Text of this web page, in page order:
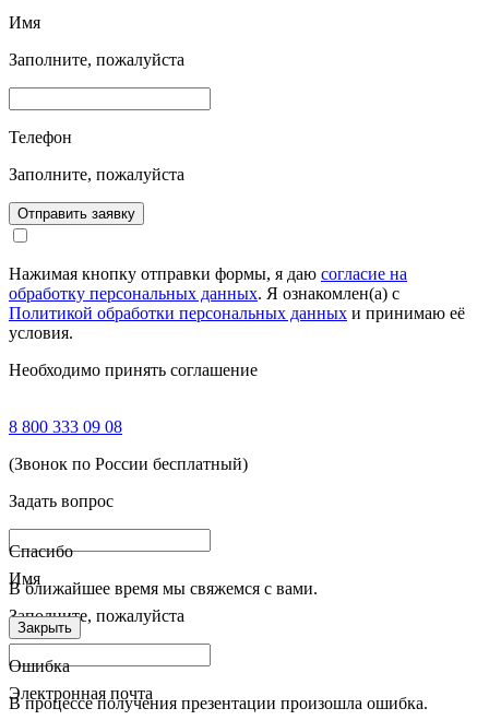
Имя
Заполните, пожалуйста
Телефон
Заполните, пожалуйста
Отправить заявку
Нажимая кнопку отправки формы, я даю согласие на
обработку персональных данных. Я ознакомлен(а) с
Политикой обработки персональных данных и принимаю её
условия.
Необходимо принять соглашение
8 800 333 09 08
(Звонок по России бесплатный)
Задать вопрос
Имя
Заполните, пожалуйста
Электронная почта
Спасибо
В ближайшее время мы свяжемся с вами.
Закрыть
Ошибка
В процессе получения презентации произошла ошибка.